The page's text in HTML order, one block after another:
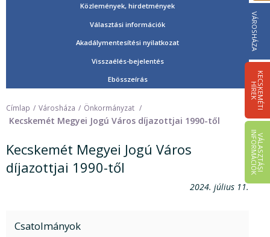
VÁROSHÁZA
K
E
C
S
K
E
M
É
T
I
HÍ
R
E
K
V
Á
L
A
S
Z
T
Á
S
I
IN
F
O
R
M
Á
C
I
Ó
K
Közlemények, hirdetmények
Választási információk
Akadálymentesítési nyilatkozat
Visszaélés-bejelentés
Ebösszeírás
Címlap Városháza Önkormányzat
Kecskemét Megyei Jogú Város díjazottjai 1990-től
Kecskemét Megyei Jogú Város
díjazottjai 1990-től
2024. július 11.
Csatolmányok